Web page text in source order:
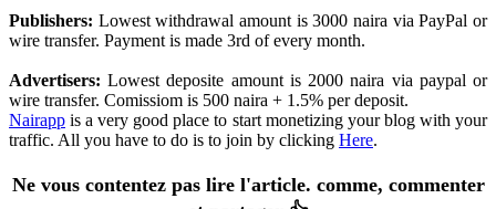
Publishers: Lowest withdrawal amount is 3000 naira via PayPal or
wire transfer. Payment is made 3rd of every month.
Advertisers: Lowest deposite amount is 2000 naira via paypal or
wire transfer. Comissiom is 500 naira + 1.5% per deposit.
Nairapp is a very good place to start monetizing your blog with your
traffic. All you have to do is to join by clicking Here.
Ne vous contentez pas lire l'article. comme, commenter